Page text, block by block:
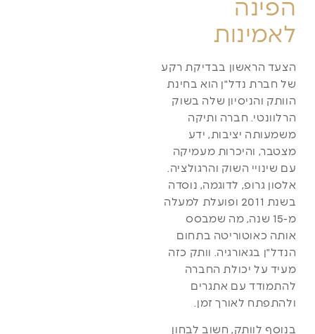
הפינה
לאמינות
הצעד הראשון בבדיקת רקע
של חברת נדל"ן הוא בחינת
הוותק והניסיון שלה בשוק
הרלוונטי. חברה ותיקה
משמעותה יציבות, ידע
מצטבר, והיכרות מעמיקה
עם שינויי השוק והרגולציה.
אלסון גרופ, לדוגמה, נוסדה
בשנת 2011 ופועלת למעלה
מ-15 שנה, מה שמבסס
אותה כאוטוריטה בתחום
הנדל"ן בגאורגיה. וותק כזה
מעיד על יכולת החברה
להתמודד עם אתגרים
ולהתפתח לאורך זמן.
בנוסף לוותק, חשוב לבחון